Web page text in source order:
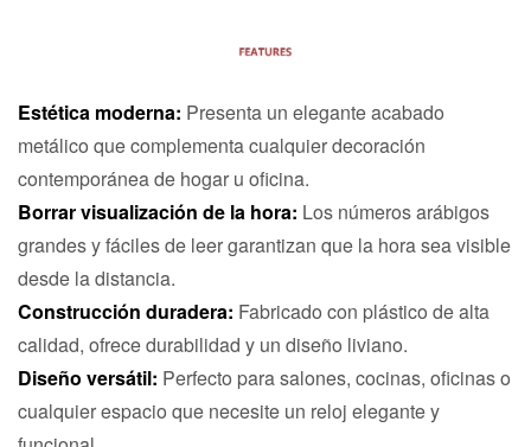
Estética moderna: Presenta un elegante acabado
metálico que complementa cualquier decoración
contemporánea de hogar u oficina.
Borrar visualización de la hora: Los números arábigos
grandes y fáciles de leer garantizan que la hora sea visible
desde la distancia.
Construcción duradera: Fabricado con plástico de alta
calidad, ofrece durabilidad y un diseño liviano.
Diseño versátil: Perfecto para salones, cocinas, oficinas o
cualquier espacio que necesite un reloj elegante y